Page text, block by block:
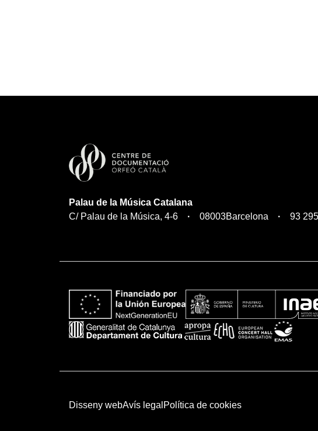
Palau de la Música Catalana
C/ Palau de la Música, 4-6
08003Barcelona 93
Disseny webAvís legal Política de cookies